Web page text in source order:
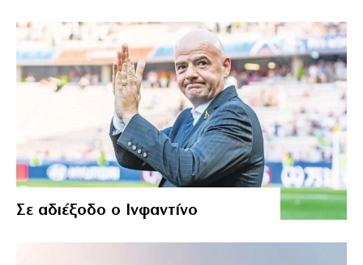
Σε αδιέξοδο ο Ινφαντίνο